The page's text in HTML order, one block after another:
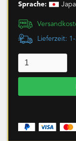
Sprache:
Lieferzeit: